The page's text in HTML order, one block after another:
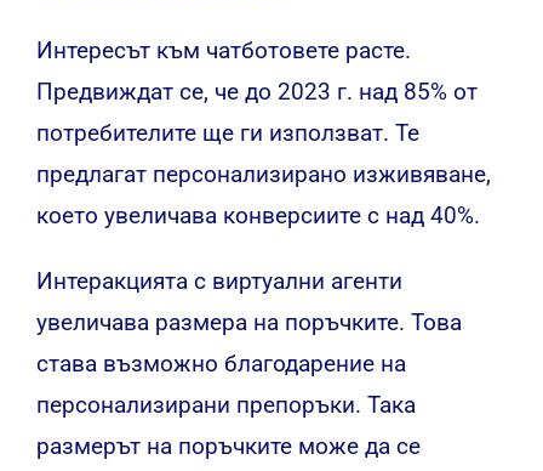
Интересът към чатботовете расте.
Предвиждат се, че до 2023 г. над 85% от
потребителите ще ги използват. Те
предлагат персонализирано изживяване,
което увеличава конверсиите с над 40%.
Интеракцията с виртуални агенти
увеличава размера на поръчките. Това
става възможно благодарение на
персонализирани препоръки. Така
размерът на поръчките може да се